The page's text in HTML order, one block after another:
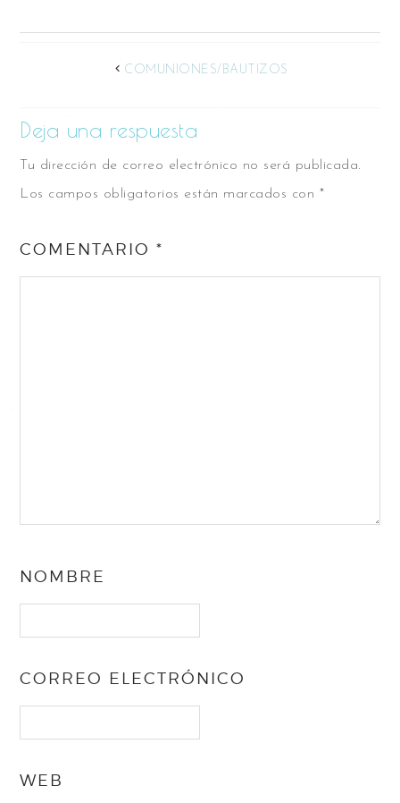
COMUNIONES/BAUTIZOS
Deja una respuesta
Tu dirección de correo electrónico no será publicada.
Los campos obligatorios están marcados con *
COMENTARIO*
NOMBRE
CORREO ELECTRÓNICO
WEB